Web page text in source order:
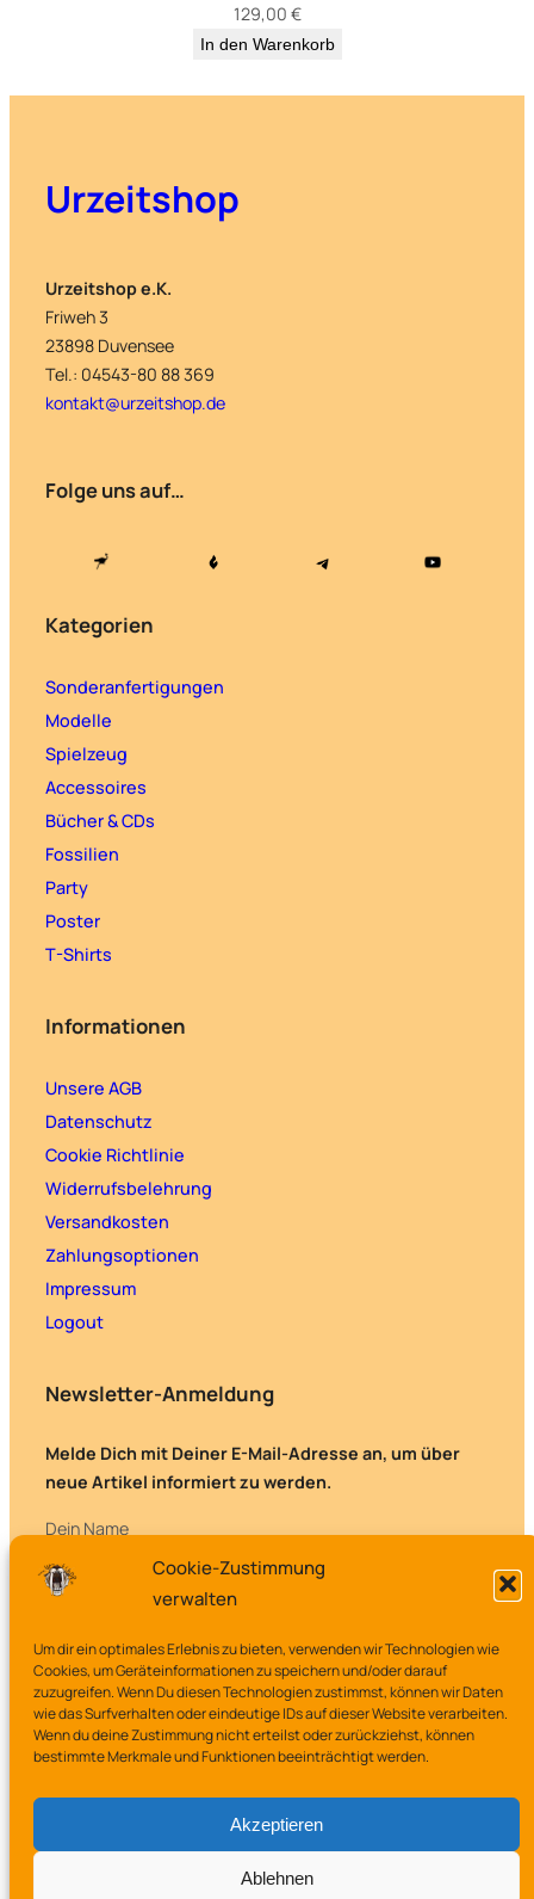
Cookie-Zustimmung
verwalten
Um dir ein optimales Erlebnis zu bieten, verwenden wir Technologien wie
Cookies, um Geräteinformationen zu speichern und/oder darauf
zuzugreifen. Wenn Du diesen Technologien zustimmst, können wir Daten
wie das Surfverhalten oder eindeutige IDs auf dieser Website verarbeiten.
Wenn du deine Zustimmung nicht erteilst oder zurückziehst, können
bestimmte Merkmale und Funktionen beeinträchtigt werden.
Akzeptieren
Ablehnen
129,00 €
In den Warenkorb
Urzeitshop
Urzeitshop e.K.
Friweh 3
23898 Duvensee
Tel.: 04543-80 88 369
kontakt@urzeitshop.de
Folge uns auf…
Kategorien
Sonderanfertigungen
Modelle
Spielzeug
Accessoires
Bücher & CDs
Fossilien
Party
Poster
T-Shirts
Informationen
Unsere AGB
Datenschutz
Cookie Richtlinie
Widerrufsbelehrung
Versandkosten
Zahlungsoptionen
Impressum
Logout
Newsletter-Anmeldung
Melde Dich mit Deiner E-Mail-Adresse an, um über
neue Artikel informiert zu werden.
Dein Name